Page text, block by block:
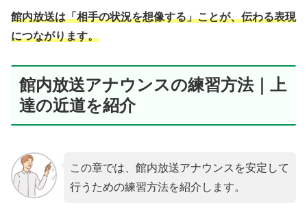
館内放送は「相手の状況を想像する」ことが、伝わる表現
につながります。
館内放送アナウンスの練習方法｜上
達の近道を紹介
この章では、館内放送アナウンスを安定して
行うための練習方法を紹介します。